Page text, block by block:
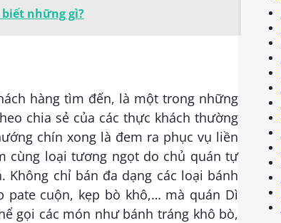
những gì?
hàng tìm đến, là một trong những
chia sẻ của các thực khách thường
chín xong là đem ra phục vụ liền
cùng loại tương ngọt do chủ quán tự
Không chỉ bán đa dạng các loại bánh
pate cuộn, kẹp bò khô,… mà quán Dì
gọi các món như bánh tráng khô bò,